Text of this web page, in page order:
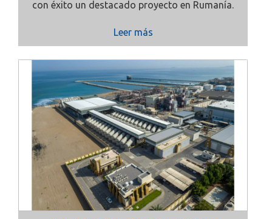
con éxito un destacado proyecto en Rumanía.
Leer más